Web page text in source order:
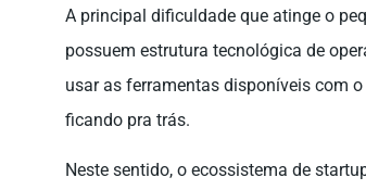
A principal dificuldade que atinge o
possuem estrutura tecnológica de
usar as ferramentas disponíveis com
ficando pra trás.
Neste sentido, o ecossistema de